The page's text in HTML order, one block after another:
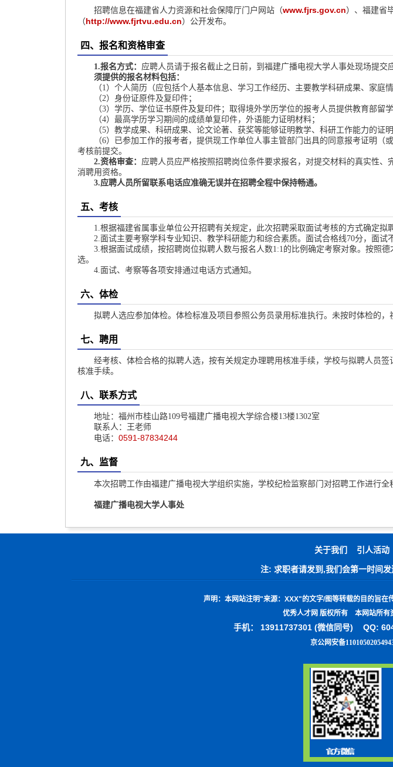
招聘信息在福建省人力资源和社会保障厅门户网站（www.fjrs.gov.cn）、福建省
（http://www.fjrtvu.edu.cn）公开发布。
四、报名和资格审查
1.报名方式： 应聘人员请于报名截止之日前，到福建广播电视大学人事处现场提交
须提供的报名材料包括：
（1）个人简历（应包括个人基本信息、学习工作经历、主要教学科研成果、家庭
（2）身份证原件及复印件；
（3）学历、学位证书原件及复印件；取得境外学历学位的报考人员提供教育部留
（4）最高学历学习期间的成绩单复印件，外语能力证明材料；
（5）教学成果、科研成果、论文论著、获奖等能够证明教学、科研工作能力的证明
（6）已参加工作的报考者，提供现工作单位人事主管部门出具的同意报考证明
考核前提交。
2.资格审查： 应聘人员应严格按照招聘岗位条件要求报名，对提交材料的真实性
消聘用资格。
3.应聘人员所留联系电话应准确无误并在招聘全程中保持畅通。
五、考核
1. 根据福建省属事业单位公开招聘有关规定，此次招聘采取面试考核的方式确定拟
2.面试主要考察学科专业知识、教学科研能力和综合素质。面试合格线70分，面试
3.根据面试成绩，按招聘岗位拟聘人数与报名人数1:1的比例确定考察对象。按照
选。
4.面试、考察等各项安排通过电话方式通知。
六、体检
拟聘人选应参加体检。体检标准及项目参照公务员录用标准执行。未按时体检的，
七、聘用
经考核、体检合格的拟聘人选，按有关规定办理聘用核准手续，学校与拟聘人员
核准手续。
八、联系方式
地址：福州市桂山路109号福建广播电视大学综合楼13楼1302室
联系人：王老师
电话： 0591-87834244
九、监督
本次招聘工作由福建广播电视大学组织实施，学校纪检监察部门对招聘工作进行全
福建广播电视大学人事处
关于我们 引人活动
注: 求职者请发到,我们会第一时间
声明： 本网站注明"来源： XXX"的文字/图等转载的目的旨在
优秀人才网 版权所有 本网站所有资讯
手机： 13911737301 (微信同号) QQ:
京公网安备